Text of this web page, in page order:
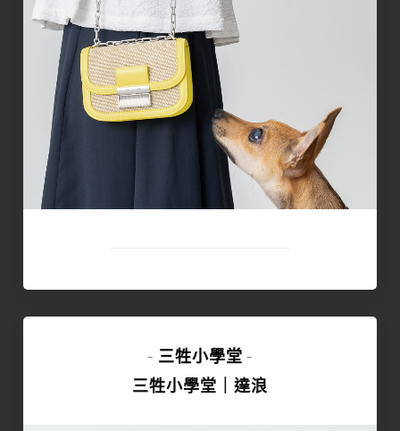
- 三牲小學堂 -
三牲小學堂｜達浪